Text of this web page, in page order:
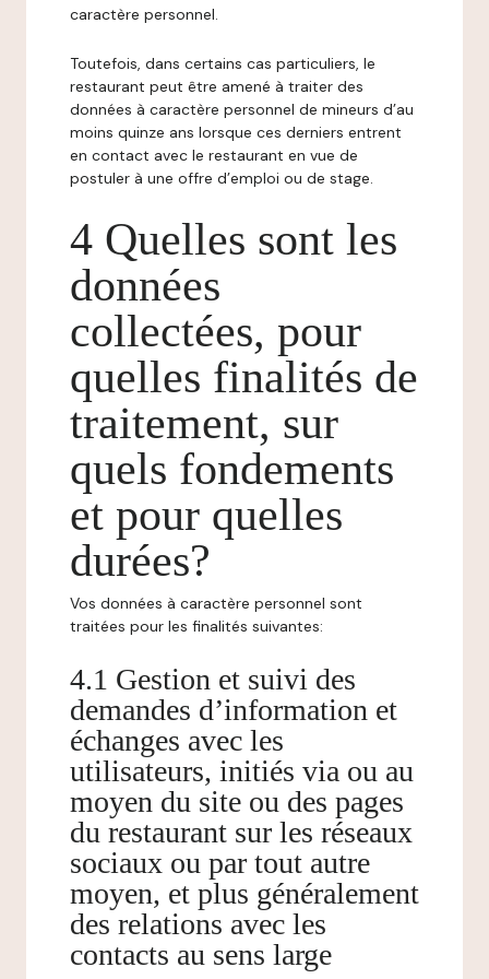
caractère personnel.
Toutefois, dans certains cas particuliers, le
restaurant peut être amené à traiter des
données à caractère personnel de mineurs d’au
moins quinze ans lorsque ces derniers entrent
en contact avec le restaurant en vue de
postuler à une offre d’emploi ou de stage.
4 Quelles sont les
données
collectées, pour
quelles finalités de
traitement, sur
quels fondements
et pour quelles
durées?
Vos données à caractère personnel sont
traitées pour les finalités suivantes:
4.1 Gestion et suivi des
demandes d’information et
échanges avec les
utilisateurs, initiés via ou au
moyen du site ou des pages
du restaurant sur les réseaux
sociaux ou par tout autre
moyen, et plus généralement
des relations avec les
contacts au sens large